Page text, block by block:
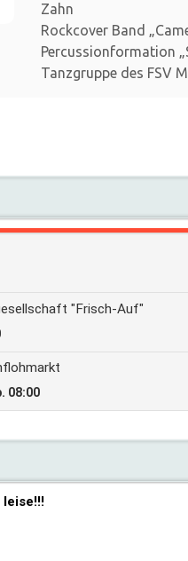
Zahn
Rockcover Band
Percussionformation
Tanzgruppe des FSV